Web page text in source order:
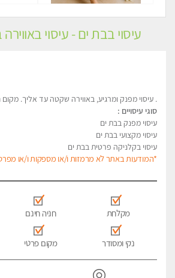
עיסוי בבת ים - עיסוי
. עיסוי מפנק ומרגיע, באווירה שקטה עד אליך. מקום
סוגי עיסויים :
עיסוי מפנק בבת ים
עיסוי מקצועי בבת ים
עיסוי בקלניקה פרטית בבת ים
*המודעות באתר לא מרמזות ו/או מספקות ו/או
מקלחת חניה חינם
נקי ומסודר מקום פרטי